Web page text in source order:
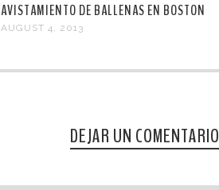
AVISTAMIENTO DE BALLENAS EN BOSTON
AUGUST 4, 2013
DEJAR UN COMENTARIO